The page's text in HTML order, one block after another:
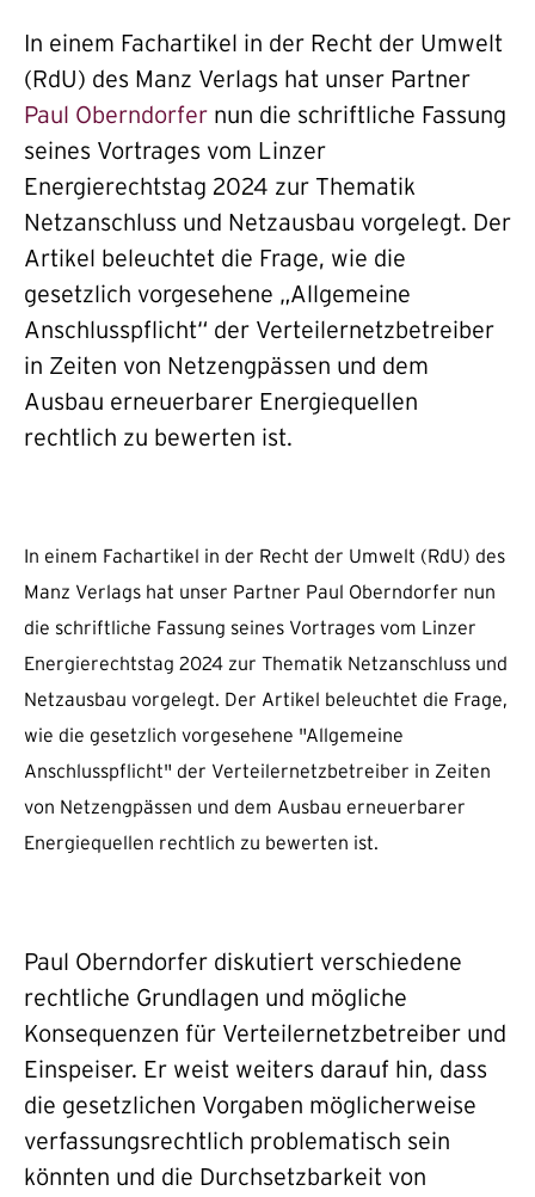
In einem Fachartikel in der Recht der Umwelt
(RdU) des Manz Verlags hat unser Partner
Paul Oberndorfer nun die schriftliche Fassung
seines Vortrages vom Linzer
Energierechtstag 2024 zur Thematik
Netzanschluss und Netzausbau vorgelegt. Der
Artikel beleuchtet die Frage, wie die
gesetzlich vorgesehene „Allgemeine
Anschlusspflicht“ der Verteilernetzbetreiber
in Zeiten von Netzengpässen und dem
Ausbau erneuerbarer Energiequellen
rechtlich zu bewerten ist.
In einem Fachartikel in der Recht der Umwelt (RdU) des
Manz Verlags hat unser Partner Paul Oberndorfer nun
die schriftliche Fassung seines Vortrages vom Linzer
Energierechtstag 2024 zur Thematik Netzanschluss und
Netzausbau vorgelegt. Der Artikel beleuchtet die Frage,
wie die gesetzlich vorgesehene "Allgemeine
Anschlusspflicht" der Verteilernetzbetreiber in Zeiten
von Netzengpässen und dem Ausbau erneuerbarer
Energiequellen rechtlich zu bewerten ist.
Paul Oberndorfer diskutiert verschiedene
rechtliche Grundlagen und mögliche
Konsequenzen für Verteilernetzbetreiber und
Einspeiser. Er weist weiters darauf hin, dass
die gesetzlichen Vorgaben möglicherweise
verfassungsrechtlich problematisch sein
könnten und die Durchsetzbarkeit von